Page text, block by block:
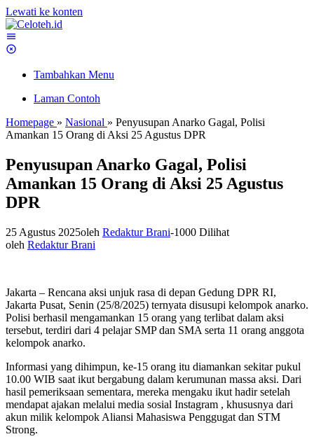
Lewati ke konten
Tambahkan Menu
Laman Contoh
Homepage » Nasional » Penyusupan Anarko Gagal, Polisi
Amankan 15 Orang di Aksi 25 Agustus DPR
Penyusupan Anarko Gagal, Polisi
Amankan 15 Orang di Aksi 25 Agustus
DPR
25 Agustus 2025oleh Redaktur Brani-1000 Dilihat
oleh Redaktur Brani
Jakarta – Rencana aksi unjuk rasa di depan Gedung DPR RI,
Jakarta Pusat, Senin (25/8/2025) ternyata disusupi kelompok anarko.
Polisi berhasil mengamankan 15 orang yang terlibat dalam aksi
tersebut, terdiri dari 4 pelajar SMP dan SMA serta 11 orang anggota
kelompok anarko.
Informasi yang dihimpun, ke-15 orang itu diamankan sekitar pukul
10.00 WIB saat ikut bergabung dalam kerumunan massa aksi. Dari
hasil pemeriksaan sementara, mereka mengaku ikut hadir setelah
mendapat ajakan melalui media sosial Instagram , khususnya dari
akun milik kelompok Aliansi Mahasiswa Penggugat dan STM
Strong.